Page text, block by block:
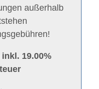
außerhalb
19.00%